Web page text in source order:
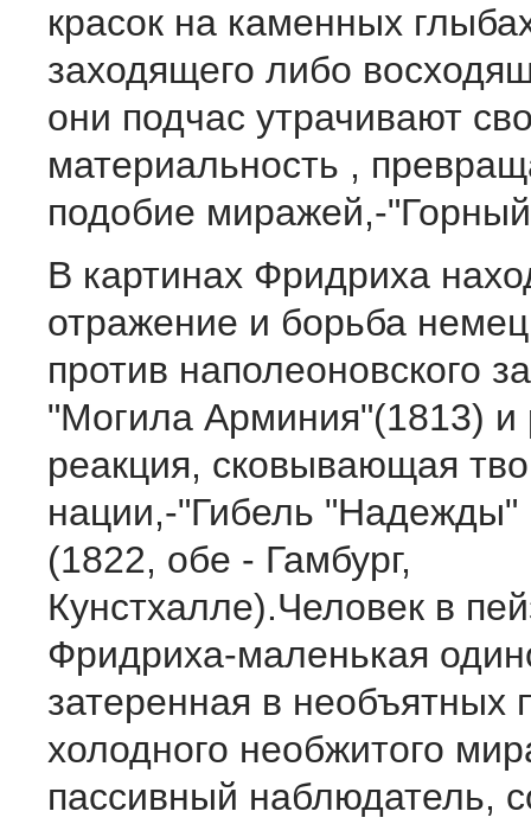
красок на каменных
заходящего либо
они подчас утрачивают
материальность ,
подобие миражей,-
В картинах Фридриха
отражение и борьба
про­тив наполеоновского
"Могила Арминия"(1813) и
реак­ция, сковывающая
нации,-"Гибель "Надежды"
(1822, обе - Гамбург,
Кунстхалле).Человек в
Фридриха-маленькая
затеренная в необъятных
холодного необжитого
пассивный наблюдатель,